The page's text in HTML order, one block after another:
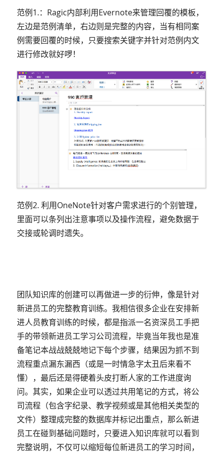
范例1.：Ragic内部利用Evernote来管理回覆的模板，
左边是范例清单，右边则是完整的内容，当有相同案
例需要回覆的时候，只要搜索关键字并针对范例内文
进行修改就好啰！
范例2. 利用OneNote针对客户需求进行的个别管理，
里面可以条列出注意事项以及操作流程，避免数据于
交接或轮调时遗失。
团队知识库的创建可以再做进一步的衍伸，像是针对
新进员工的完整教育训练。我相信很多企业在安排新
进人员教育训练的时候，都是指派一名资深员工手把
手的带领新进员工学习公司流程，毕竟当年我也是准
备笔记本战战兢兢地记下每个步骤，结果因为抓不到
流程重点漏东漏西（或是一时情急字太丑后来看不
懂），最后还是得硬着头皮打断人家的工作进度询
问。其实，如果企业可以透过共用笔记的方式，将公
司流程（包含字纪录、教学视频或是其他相关类型的
文件）整理成完整的数据库并标记出重点，那么新进
员工在碰到基础问题时，只要进入知识库就可以看到
完整说明，不仅可以缩短每位新进员工的学习时间，